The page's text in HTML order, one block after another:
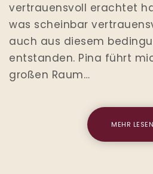
vertrauensvoll erachtet
was scheinbar
auch aus diesem
entstanden. Pina führt
großen Raum…
MEHR